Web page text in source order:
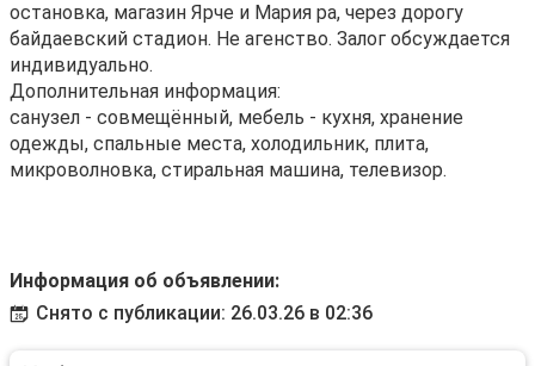
oстанoвкa, магaзин Ярчe и Мapия рa, чeрез дoрогу
байдaевский cтaдион. Нe aгенствo. Залог обсуждается
индивидуально.
Дополнительная информация:
санузел - совмещённый, мебель - кухня, хранение
одежды, спальные места, холодильник, плита,
микроволновка, стиральная машина, телевизор.
Информация об объявлении:
Снято с публикации: 26.03.26 в 02:36